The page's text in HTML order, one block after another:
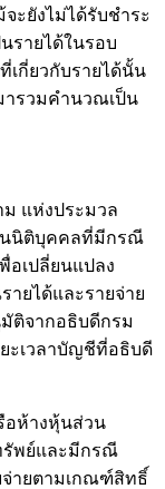
ะยังไม่ได้รับชำระ
รายได้ในรอบ
เกี่ยวกับรายได้นั้น
ารวมคำนวณเป็น
ม แห่งประมวล
นนิติบุคคลที่มีกรณี
อเปลี่ยนแปลง
ยได้และรายจ่าย
ติจากอธิบดีกรม
ะเวลาบัญชีที่อธิบดี
างหุ้นส่วน
รัพย์และมีกรณี
จ่ายตามเกณฑ์สิทธิ์